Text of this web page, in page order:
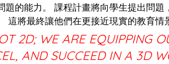
題的能力。 課程計畫將向學生提出問題
這將最終讓他們在更接近現實的教育情
2D; WE ARE EQUIPPING
AND SUCCEED IN A 3D